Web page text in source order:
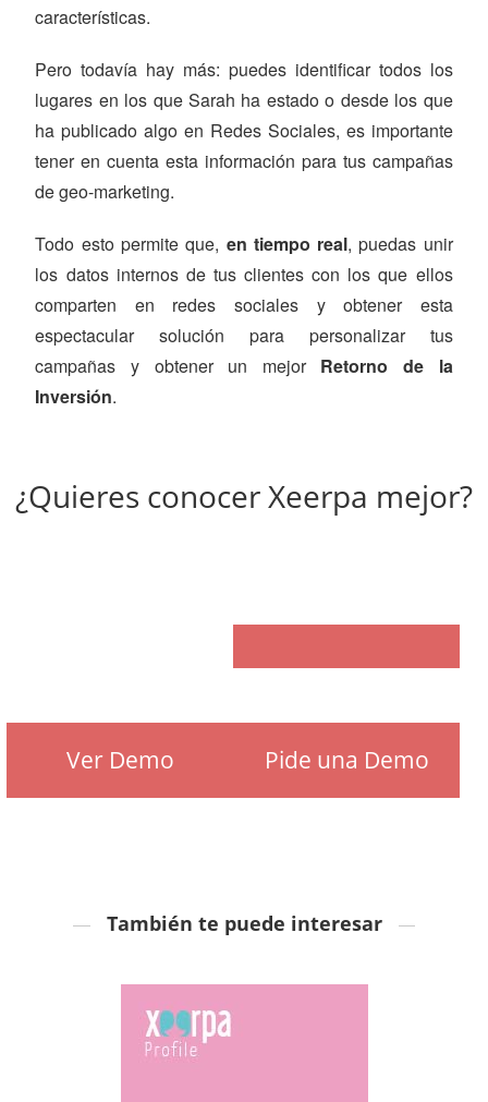
características.
Pero todavía hay más: puedes identificar todos los
lugares en los que Sarah ha estado o desde los que
ha publicado algo en Redes Sociales, es importante
tener en cuenta esta información para tus campañas
de geo-marketing.
Todo esto permite que, en tiempo real, puedas unir
los datos internos de tus clientes con los que ellos
comparten en redes sociales y obtener esta
espectacular solución para personalizar tus
campañas y obtener un mejorRetorno de la
Inversión.
¿Quieres conocer Xeerpa mejor?
Ver Demo Pide una Demo
También te puede interesar